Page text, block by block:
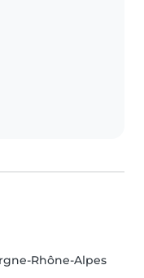
Rhône-Alpes